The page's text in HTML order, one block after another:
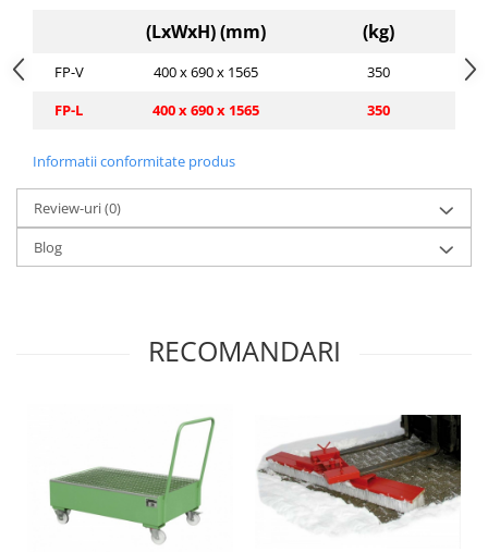
(LxWxH) (mm) (kg)
FP-V 400 x 690 x 1565
350
FP-L
400 x 690 x 1565 350
Informatii conformitate produs
Review-uri(0)
Blog
RECOMANDARI